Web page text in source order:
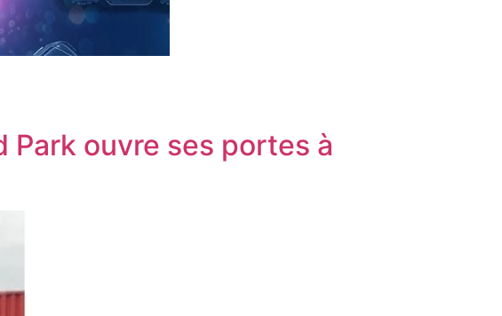
Park ouvre ses portes à